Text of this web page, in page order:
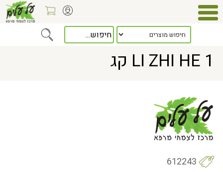
Home> LI ZHI HE 1 קג
LI ZHI HE 1 קג
612243